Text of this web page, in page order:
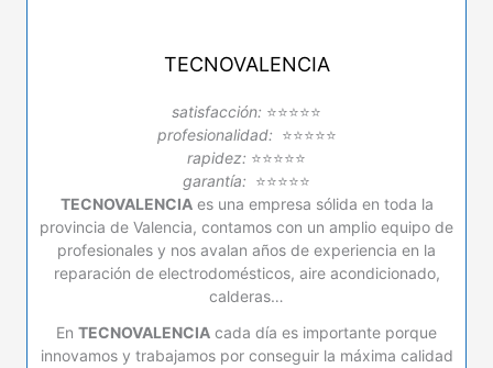
TECNOVALENCIA
satisfacción: ⭐⭐⭐⭐⭐
profesionalidad: ⭐⭐⭐⭐⭐
rapidez: ⭐⭐⭐⭐⭐
garantía: ⭐⭐⭐⭐⭐
TECNOVALENCIAes una empresa sólida en toda la
provincia de Valencia, contamos con un amplio equipo de
profesionales y nos avalan años de experiencia en la
reparación de electrodomésticos, aire acondicionado,
calderas…
En TECNOVALENCIA cada día es importante porque
innovamos y trabajamos por conseguir la máxima calidad